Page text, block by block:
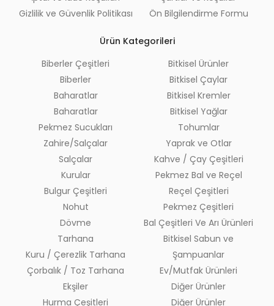
Gizlilik ve Güvenlik Politikası
Ön Bilgilendirme Formu
Ürün Kategorileri
Biberler Çeşitleri
Biberler
Baharatlar
Baharatlar
Pekmez Sucukları
Zahire/Salçalar
Salçalar
Kurular
Bulgur Çeşitleri
Nohut
Dövme
Tarhana
Kuru / Çerezlik Tarhana
Çorbalık / Toz Tarhana
Ekşiler
Hurma Çeşitleri
Bitkisel Ürünler
Bitkisel Çaylar
Bitkisel Kremler
Bitkisel Yağlar
Tohumlar
Yaprak ve Otlar
Kahve / Çay Çeşitleri
Pekmez Bal ve Reçel
Reçel Çeşitleri
Pekmez Çeşitleri
Bal Çeşitleri Ve Arı Ürünleri
Bitkisel Sabun ve
Şampuanlar
Ev/Mutfak Ürünleri
Diğer Ürünler
Diğer Ürünler